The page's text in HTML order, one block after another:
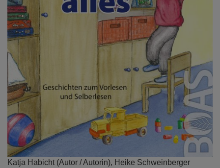
Katja Habicht (Autor / Autorin), Heike Schweinberger
Zum